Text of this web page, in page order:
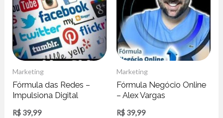
Marketing
Fórmula das Redes –
Impulsiona Digital
R$ 39,99
Marketing
Fórmula Negócio Online
– Alex Vargas
R$ 39,99